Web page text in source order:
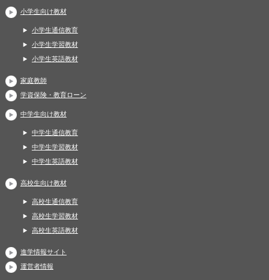
小学生向け教材
小学生通信教育
小学生学習教材
小学生英語教材
家庭教師
学資保険・教育ローン
中学生向け教材
中学生通信教育
中学生学習教材
中学生英語教材
高校生向け教材
高校生通信教育
高校生学習教材
高校生英語教材
進学情報サイト
運営者情報